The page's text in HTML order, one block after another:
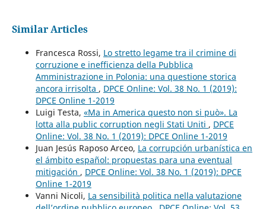
Similar Articles
Francesca Rossi, Lo stretto legame tra il crimine di
corruzione e inefficienza della Pubblica
Amministrazione in Polonia: una questione storica
ancora irrisolta , DPCE Online: Vol. 38 No. 1 (2019):
DPCE Online 1-2019
Luigi Testa, «Ma in America questo non si può». La
lotta alla public corruption negli Stati Uniti , DPCE
Online: Vol. 38 No. 1 (2019): DPCE Online 1-2019
Juan Jesús Raposo Arceo, La corrupción urbanística en
el ámbito español: propuestas para una eventual
mitigación , DPCE Online: Vol. 38 No. 1 (2019): DPCE
Online 1-2019
Vanni Nicoli, La sensibilità politica nella valutazione